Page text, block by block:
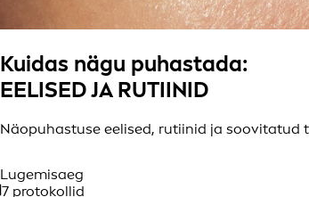
Kuidas nägu puhastada:
EELISED JA RUTIINID
Näopuhastuse eelised, rutiinid ja soovitatud
Lugemisaeg
7 protokollid